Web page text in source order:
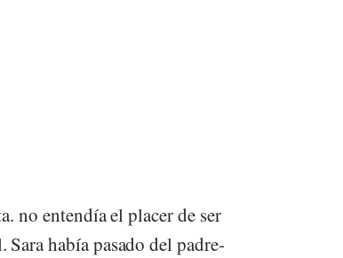
no entendía el placer de ser
había pasado del padre-